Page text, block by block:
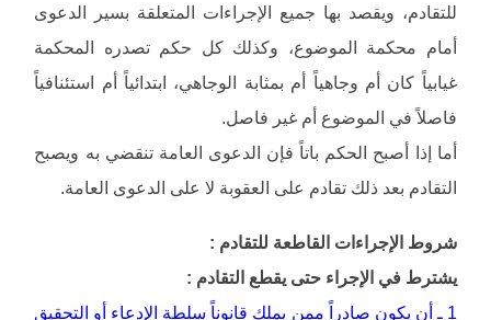
للتقادم، ويقصد بها جميع الإجراءات المتعلقة بسير الدعوى
أمام محكمة الموضوع، وكذلك كل حكم تصدره المحكمة
غيابياً كان أم وجاهياً أم بمثابة الوجاهي، ابتدائياً أم استئنافياً
فاصلاً في الموضوع أم غير فاصل.
أما إذا أصبح الحكم باتاً فإن الدعوى العامة تنقضي به ويصبح
التقادم بعد ذلك تقادم على العقوبة لا على الدعوى العامة.
شروط الإجراءات القاطعة للتقادم :
يشترط في الإجراء حتى يقطع التقادم :
1 ـ أن يكون صادراً ممن يملك قانوناً سلطة الإدعاء أو التحقيق